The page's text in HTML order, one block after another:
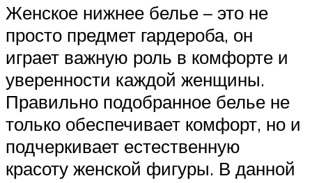
Женское нижнее белье – это не
просто предмет гардероба, он
играет важную роль в комфорте и
уверенности каждой женщины.
Правильно подобранное белье не
только обеспечивает комфорт, но и
подчеркивает естественную
красоту женской фигуры. В данной